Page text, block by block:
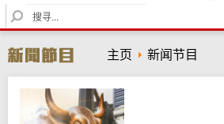
S
e
r
c
h
主页 新闻节目